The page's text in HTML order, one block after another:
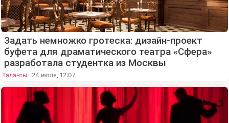
Задать немножко гротеска: дизайн-проект
буфета для драматического театра «Сфера»
разработала студентка из Москвы
Таланты- 24 июля, 12:07